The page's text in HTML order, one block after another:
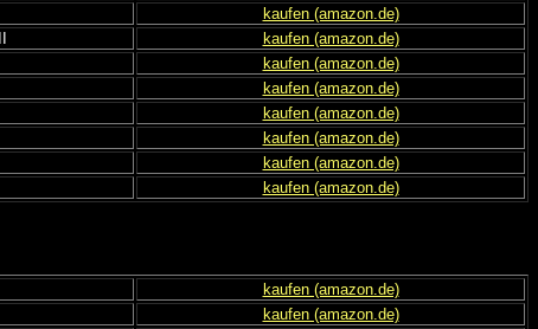
kaufen (amazon.de)
kaufen (amazon.de)
kaufen (amazon.de)
kaufen (amazon.de)
kaufen (amazon.de)
kaufen (amazon.de)
kaufen (amazon.de)
kaufen (amazon.de)
kaufen (amazon.de)
kaufen (amazon.de)